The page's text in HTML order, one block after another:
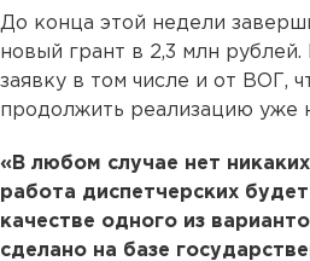
До конца этой недели
новый грант в 2,3 млн
заявку в том числе и от ВОГ,
продолжить реализацию уже
«В любом случае нет
работа диспетчерских
качестве одного из
сделано на базе